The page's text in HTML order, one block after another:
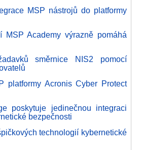
MSP nástrojů do platformy
MSP Academy výrazně pomáhá
směrnice NIS2 pomocí
platformy Acronis Cyber Protect
poskytuje jedinečnou integraci
bezpečnosti
technologií kybernetické